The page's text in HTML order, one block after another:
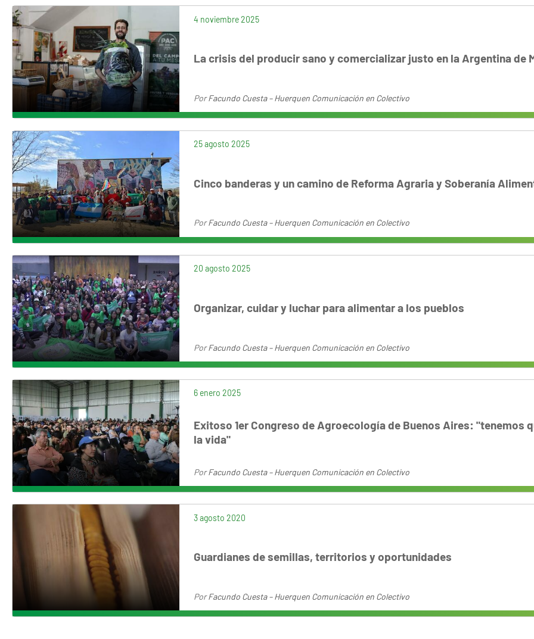
4 noviembre 2025
La crisis del producir sano y comercializar justo en la Argentina de
PorFacundo Cuesta – Huerquen Comunicación en Colectivo
25 agosto 2025
Cinco banderas y un camino de Reforma Agraria y Soberanía
PorFacundo Cuesta – Huerquen Comunicación en Colectivo
20 agosto 2025
Organizar, cuidar y luchar para alimentar a los pueblos
PorFacundo Cuesta – Huerquen Comunicación en Colectivo
6 enero 2025
Exitoso 1er Congreso de Agroecología de Buenos Aires: "tenemos
la vida"
PorFacundo Cuesta – Huerquen Comunicación en Colectivo
3 agosto 2020
Guardianes de semillas, territorios y oportunidades
PorFacundo Cuesta – Huerquen Comunicación en Colectivo